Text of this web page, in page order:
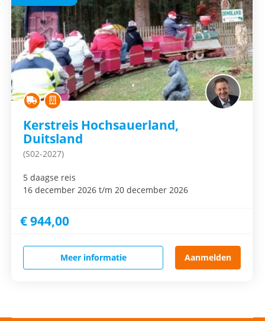
Kerstreis Hochsauerland,
Duitsland
(S02-2027)
5 daagse reis
16 december 2026 t/m 20 december 2026
€ 944,00
Meer informatie Aanmelden